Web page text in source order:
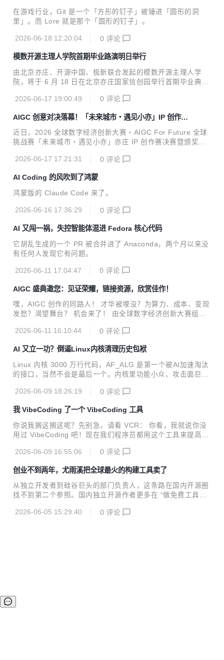
产品迭代、用户增长与合同签署。 从一个人独自码代码、跑市
场、找订单，到一群人共同组队接单、互派项目、共享资源，
跑；不是课堂，而是战场”这一理念最有力的注脚。 在这里，
开源 VCS
在游戏行业，Git 是一个「方形的钉子」被锤进「圆形的洞
里」。而 Lore 就是那个「圆形的钉子」。
2026-06-18 12:20:04 0 评论
模数开源主理人学院首期毕业路演明日举行
由北京亦庄、开源中国、极新联合发起的模数开源主理人学
院，将于 6 月 18 日在北京亦庄国家信创园举行首期毕业典礼
业路演上正式展示各自的 OPC（One Person Company）商
人学院是由北京经开区信产局指导，开源中国与极新联合打造
的经开区核心数字人才品牌，绝非普通创业培训，而是国内少
有的「官方产业资源+开源技术生态+真实订单落地」全闭环实
助力 OPC 创业者完成从技术到商业的全维度蜕变。 2026 年
2026-06-17 19:00:49 0 评论
AIGC 创意对决落幕！「未来城市・遇见小亦」IP 创作赛
决赛暨颁奖典礼圆满举办
近日，2026 全球数字经济创新大赛・AIGC For Future 全球
挑战赛「未来城市・遇见小亦」亦庄 IP 创作赛决赛暨颁奖典
创意，用作品描绘未来城市风貌，上演了一场精彩纷呈的数字
联合主办，北京市经济和信息化局、北京市广播电视局承办，
北京信息化协会、开源中国具体执行，是 2026 全球数字经济
动，依托两大国际平台面向全球青年创作者发出邀约。如今赛
AIGC...
2026-06-17 17:21:31 0 评论
AI Coding 的风吹到了鸿蒙
鸿蒙版的 Claude Code 来了。
2026-06-16 17:36:29 0 评论
AI 又闯一祸，失控智能体混进 Fedora 核心代码
它胡乱生成的一个 PR 被合并进了 Anaconda，两个月以来没
有任何人发现它有问题。
2026-06-11 17:04:47 0 评论
AIGC 盛典邀您：见证荣耀，链接资源，欣赏佳作！
嘿，AIGC 创作的同路人！ 才华被埋没？为算力、成本、变现
发愁？渴望舞台？ 机会来了！ 由全球数字经济创新大赛组委
球挑战赛 ——‘未来城市・遇见小亦’IP 创作赛”决赛暨颁奖典
赛的顶尖 AIGC 创作者现场 PK，沉浸式感受前沿创新带来的
视觉与思想盛宴；也能听最新 AIGC 扶持政策，全方位助力AI
GC创作者成长。 【活动详情】 时间: 6 月 16 日（周二）13:
For F...
2026-06-11 16:10:44 0 评论
AI 又立一功？倒逼Linux内核清理历史包袱
Linux 内核 3000 万行代码，AF_ALG 是第一个被AI加速淘汰
的接口，当然不会是最后一个。内核里功能小众、攻击面巨大
来，帮内核社区甩掉那些早就该甩掉的历史包袱。
2026-06-09 18:26:19 0 评论
我 VibeCoding 了一个 VibeCoding 工具
你说我搁这搁这呢？先别急，请看 VCR： 你看，我就说你没
用过 VibeCoding 吧！现在我们程序员都用这个工具来提高工
了。今年以来 AI 工具的爆发确实解放了极大的生产力，自
自己做的 AI 工具「摸鱼」的案例，在这里提出严肃批（bia
o）评（yang），同时我们决定把这些优秀的案例分享出来，
供广大网友分享交流，一起来看看现在的年轻人都是怎么工作
图源：抖音号“混吃等死小小猪”） 接下来敲黑板划重点啦：6
2026-06-09 16:55:06 0 评论
创业不到两年，尤雨溪把全球最火的构建工具卖了
从独立开发者到硅谷巨头的部门负责人，这条路在国内开源圈
找不到第二个参照。国内独立开源作者更多在 “做免费工具、
提供了一个完美的样本：把开源项目做成公司，让公司被收
2026-06-05 15:29:40 0 评论